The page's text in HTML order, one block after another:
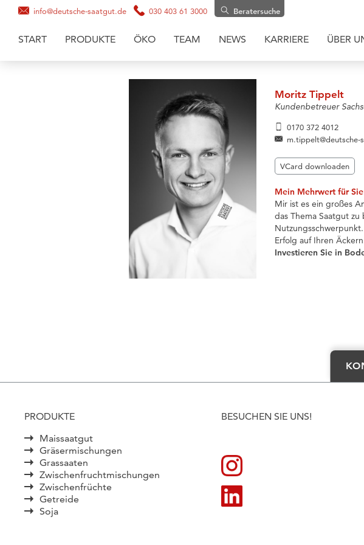
info@deutsche-saatgut.de 030 403 61 3000 Beratersuche
START PRODUKTE
Zwischenfruchtmischungen
ÖKO TEAM NEWS KARRIERE ÜBER
Moritz Tippelt
Kundenbetreuer
0170 372 4012
m.tippelt@deutsche-
VCard downloaden
Mein Mehrwert für
Mir ist es ein großes
das Thema Saatgut
Erfolg auf Ihren
Investieren Sie in
PRODUKTE
Maissaatgut
Gräsermischungen
Grassaaten
Zwischenfruchtmischungen
Zwischenfrüchte
Getreide
Soja
BESUCHEN SIE UNS!